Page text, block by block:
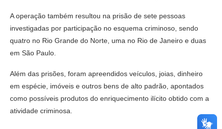
A operação também resultou na prisão de sete pessoas
investigadas por participação no esquema criminoso, sendo
quatro no Rio Grande do Norte, uma no Rio de Janeiro e duas
em São Paulo.
Além das prisões, foram apreendidos veículos, joias, dinheiro
em espécie, imóveis e outros bens de alto padrão, apontados
como possíveis produtos do enriquecimento ilícito obtido com a
atividade criminosa.